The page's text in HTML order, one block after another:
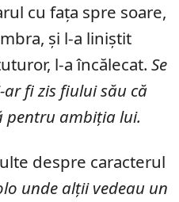
cu fața spre soare,
și l-a liniștit
l-a încălecat. Se
ar fi zis fiului său că
pentru ambiția lui.
despre caracterul
unde alții vedeau un